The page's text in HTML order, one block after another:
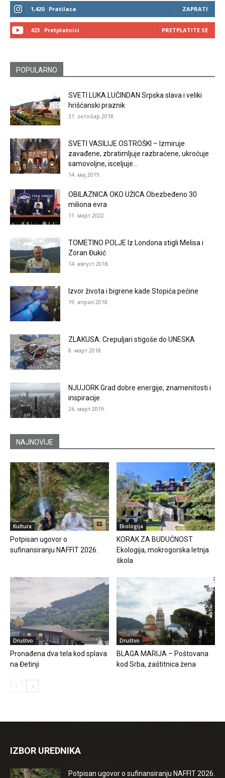
1,420 Pratilaca ZAPRATI
423 Pretplatnici PRETPLATITE SE
POPULARNO
SVETI LUKA LUČINDAN Srpska slava i veliki
hrišćanski praznik
31. октобар 2018.
SVETI VASILIJE OSTROŠKI – Izmiruje
zavađene, zbratimljuje razbraćene, ukroćuje
samovoljne, isceljuje...
14. мај 2019.
OBILAZNICA OKO UŽICA Obezbeđeno 30
miliona evra
11. март 2022.
TOMETINO POLJE Iz Londona stigli Melisa i
Zoran Đukić
14. август 2018.
Izvor života i bigrene kade Stopića pećine
19. април 2018.
ZLAKUSA: Crepuljari stigoše do UNESKA
8. март 2018.
NJUJORK Grad dobre energije, znamenitosti i
inspiracije
26. март 2019.
NAJNOVIJE
Kultura
Potpisan ugovor o
sufinansiranju NAFFIT 2026.
Ekologija
KORAK ZA BUDUĆNOST
Ekologija, mokrogorska letnja
škola
Društvo
Pronađena dva tela kod splava
na Đetinji
Društvo
BLAGA MARIJA – Poštovana
kod Srba, zaštitnica žena
IZBOR UREDNIKA
Potpisan ugovor o sufinansiranju NAFFIT 2026.